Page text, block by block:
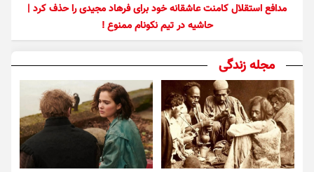
مدافع استقلال کامنت عاشقانه خود برای فرهاد مجیدی را حذف کرد |
حاشیه در تیم نکونام ممنوع !
مجله زندگی